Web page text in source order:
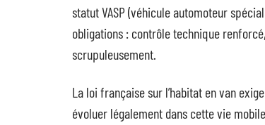
statut VASP (véhicule automoteur
obligations : contrôle technique
scrupuleusement.
La loi française sur l’habitat en van
évoluer légalement dans cette vie